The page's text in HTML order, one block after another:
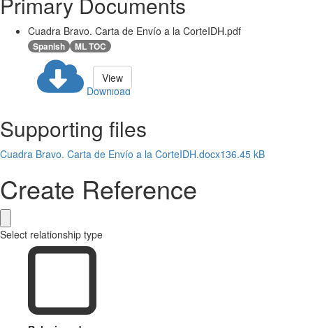
Cuadra Bravo. Carta de Envío a la CorteIDH.pdf
Spanish ML TOC
Download
View
Supporting files
Cuadra Bravo. Carta de Envío a la CorteIDH.docx136.45 kB
Create Reference
Select relationship type